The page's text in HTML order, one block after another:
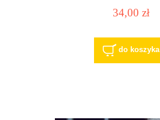
34,00 zł
do koszyka